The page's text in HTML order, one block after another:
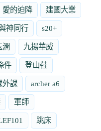
愛的迫降 建國大業
神同行 s20+
潤 九揚華威
件 登山鞋
外課 archer a6
軍師
跳床